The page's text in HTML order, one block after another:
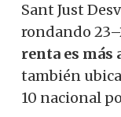
Sant Just
rondando
renta es más
también
10 nacional